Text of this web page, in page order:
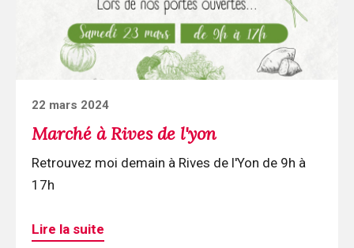
Posted
on
22 mars 2024
Marché à Rives de l'yon
Retrouvez moi demain à Rives de l'Yon de 9h à
17h
Lire la suite